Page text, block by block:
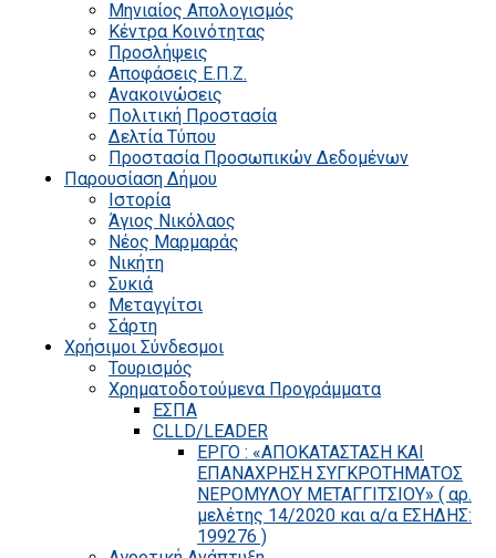
Μηνιαίος Απολογισμός
Κέντρα Κοινότητας
Προσλήψεις
Αποφάσεις Ε.Π.Ζ.
Ανακοινώσεις
Πολιτική Προστασία
Δελτία Τύπου
Προστασία Προσωπικών Δεδομένων
Παρουσίαση Δήμου
Ιστορία
Άγιος Νικόλαος
Νέος Μαρμαράς
Νικήτη
Συκιά
Μεταγγίτσι
Σάρτη
Χρήσιμοι Σύνδεσμοι
Τουρισμός
Χρηματοδοτούμενα Προγράμματα
ΕΣΠΑ
CLLD/LEADER
ΕΡΓΟ : «ΑΠΟΚΑΤΑΣΤΑΣΗ ΚΑΙ
ΕΠΑΝΑΧΡΗΣΗ ΣΥΓΚΡΟΤΗΜΑΤΟΣ
ΝΕΡΟΜΥΛΟΥ ΜΕΤΑΓΓΙΤΣΙΟΥ» ( αρ.
μελέτης 14/2020 και α/α ΕΣΗΔΗΣ:
199276 )